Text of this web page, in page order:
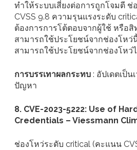
ทำให้ระบบเสี่ยงต่อการถูกโจมตี
CVSS 9.8 ความรุนแรงระดับ
ต้องการการโต้ตอบจากผู้ใช้ หรือสิ
สามารถใช้ประโยชน์จากช่องโหว่
สามารถใช้ประโยชน์จากช่องโหว่
การบรรเทาผลกระทบ : อัปเดตเป็
ปัญหา
8. CVE-2023-5222: Use of
Credentials – Viessmann
ช่องโหว่ระดับ critical (คะแนน